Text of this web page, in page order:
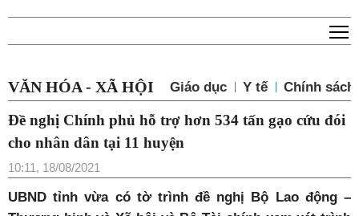
VĂN HÓA - XÃ HỘI Giáo dục Y tế Chính sách
Đề nghị Chính phủ hỗ trợ hơn 534 tấn gạo cứu đói
cho nhân dân tại 11 huyện
10:11, 18/08/2021
UBND tỉnh vừa có tờ trình đề nghị Bộ Lao động –